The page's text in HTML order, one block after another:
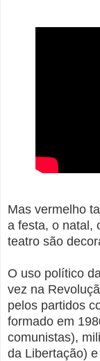
Mas vermelho
a festa, o natal,
teatro são
O uso político
vez na
pelos partidos
formado em
comunistas),
da Libertação)